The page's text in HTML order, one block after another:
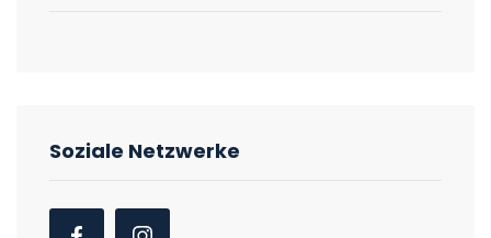
Soziale Netzwerke